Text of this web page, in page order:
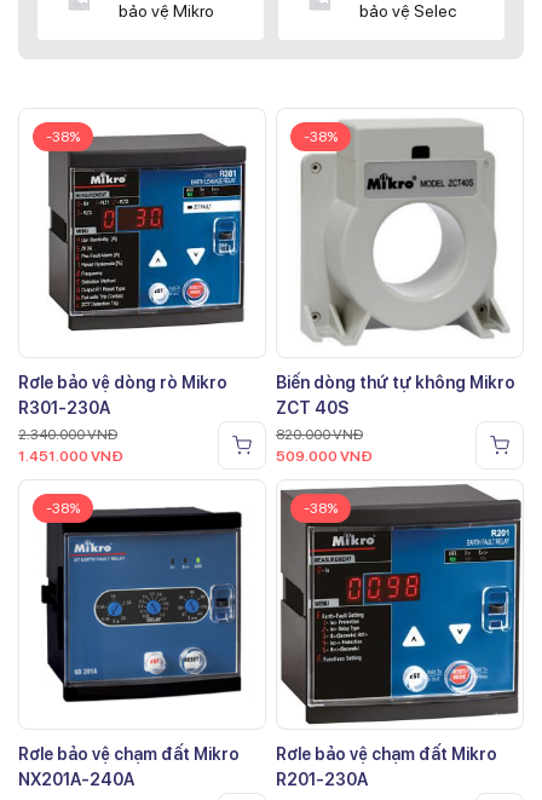
bảo vệ Mikro
bảo vệ Selec
-38%
Rơle bảo vệ dòng rò Mikro
R301-230A
2.340.000VNĐ
1.451.000 VNĐ
-38%
Biến dòng thứ tự không Mikro
ZCT 40S
820.000VNĐ
509.000 VNĐ
-38%
Rơle bảo vệ chạm đất Mikro
NX201A-240A
-38%
Rơle bảo vệ chạm đất Mikro
R201-230A